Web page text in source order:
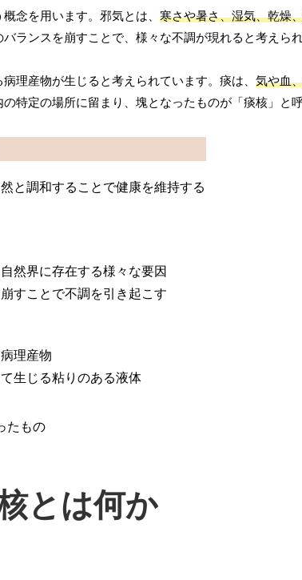
念を用います。邪気とは、 寒さや暑さ、湿気、乾燥
ランスを崩すことで、様々な不調が現れると考えられ
理産物が生じると考えられています。痰は、 気や血
特定の場所に留まり、塊となったものが「痰核」と
と調和することで健康を維持する
然界に存在する様々な要因
すことで不調を引き起こす
理産物
生じる粘りのある液体
たもの
とは何か